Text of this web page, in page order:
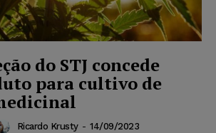
do STJ concede
para cultivo de
Ricardo Krusty - 14/09/2023